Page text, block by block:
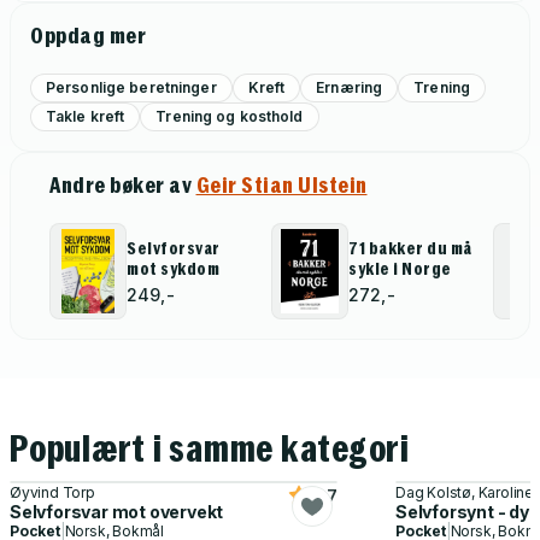
Oppdag mer
Personlige beretninger Kreft Ernæring
Trening
Takle kreft
Trening og kosthold
Andre bøker av Geir Stian Ulstein
Selvforsvar
mot sykdom
249,-
71 bakker du må
sykle i Norge
272,-
Populært i samme kategori
Øyvind Torp
Selvforsvar mot overvekt
4.7
Pocket| Norsk, Bokmål
Dag Kolstø, Karoline
Selvforsynt -
Pocket| Norsk,